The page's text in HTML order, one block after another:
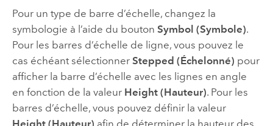
Pour un type de barre d’échelle, changez la
symbologie à l’aide du bouton Symbol (Symbole).
Pour les barres d’échelle de ligne, vous pouvez le
cas échéant sélectionner Stepped (Échelonné) pour
afficher la barre d’échelle avec les lignes en angle
en fonction de la valeur Height (Hauteur). Pour les
barres d’échelle, vous pouvez définir la valeur
Height (Hauteur) afin de déterminer la hauteur des